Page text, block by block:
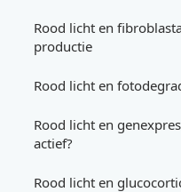
Rood licht en
productie
Rood licht en
Rood licht en
actief?
Rood licht en